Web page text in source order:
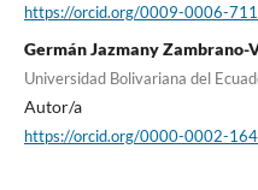
https://orcid.org/0009-0006-
Germán Jazmany Zambrano-
Universidad Bolivariana del
Autor/a
https://orcid.org/0000-0002-